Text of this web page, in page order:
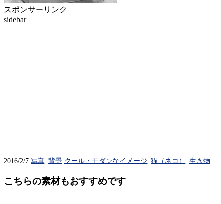
スポンサーリンク
sidebar
2016/2/7 写真 背景 クール・モダンなイメージ 猫（ネコ） 生き物
こちらの素材もおすすめです